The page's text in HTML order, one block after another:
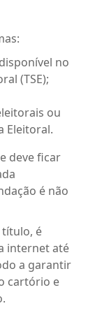
no
(TSE);
ou
Eleitoral.
deve ficar
é não
é
internet até
a garantir
cartório e